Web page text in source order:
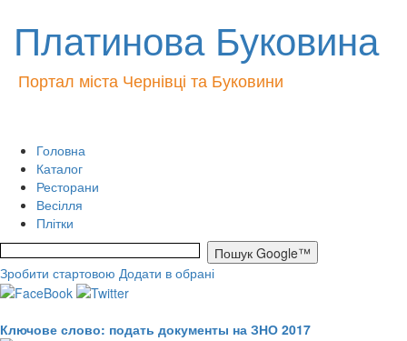
Платинова Буковина
Портал міста Чернівці та Буковини
Головна
Каталог
Ресторани
Весілля
Плітки
Зробити стартовою Додати в обрані
Ключове слово: подать документы на ЗНО 2017